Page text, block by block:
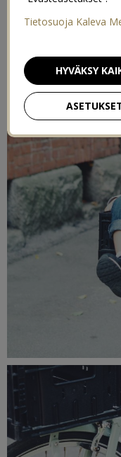
Tietosuoja Kaleva
HYVÄKSY